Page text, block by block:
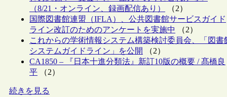
（8/21・オンライン、録画配信あり）
（2）
国際図書館連盟（IFLA）、公共図書館サービスガイド
ライン改訂のためのアンケートを実施中
（2）
これからの学術情報システム構築検討委員会、「図書
システムガイドライン」を公開
（2）
CA1850 – 『日本十進分類法』新訂10版の概要 / 髙橋良
平 （2）
続きを見る